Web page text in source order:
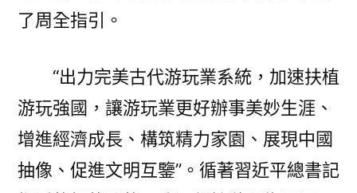
包
養
站
植〉
了周全指引。
“出力完美古代游玩業系統，加速扶植
游玩強國，讓游玩業更好辦事美妙生涯、
增進經濟成長、構筑精力家園、展現中國
抽像、促進文明互鑒”。循著習近平總書記